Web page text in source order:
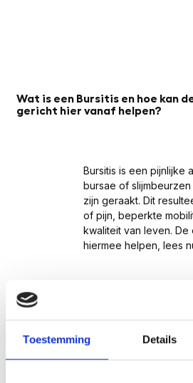
Toestemming Details
Wat is een Bursitis en hoe kan
gericht hier vanaf helpen?
Bursitis is een pijnlijke
bursae of
zijn geraakt. Dit
of pijn, beperkte
kwaliteit van leven.
hiermee helpen, lees